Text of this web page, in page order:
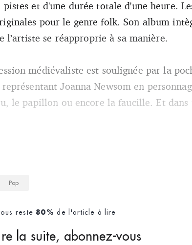
et d'une durée totale d'une heure.
pour le genre folk. Son album
se réapproprie à sa manière.
médiévaliste est soulignée par la
Joanna Newsom en
le papillon ou encore la faucille. Et dans
Pop
reste 80% de l'article à lire
la suite, abonnez-vous